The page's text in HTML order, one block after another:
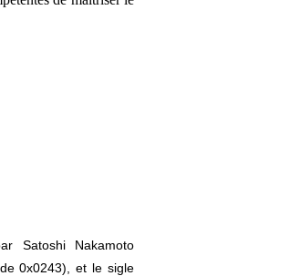
Satoshi Nakamoto
0x0243), et le sigle